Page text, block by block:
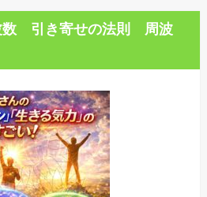
数 引き寄せの法則 周波